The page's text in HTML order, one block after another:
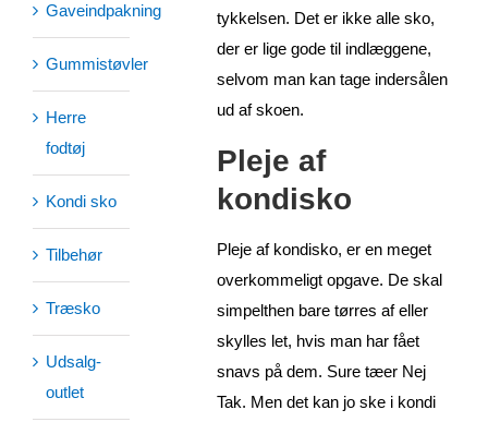
tykkelsen. Det er ikke alle sko,
der er lige gode til indlæggene,
selvom man kan tage indersålen
ud af skoen.
Pleje af
kondisko
Pleje af kondisko, er en meget
overkommeligt opgave. De skal
simpelthen bare tørres af eller
skylles let, hvis man har fået
snavs på dem. Sure tæer Nej
Tak. Men det kan jo ske i kondi
Gaveindpakning
Gummistøvler
Herre
fodtøj
Kondi sko
Tilbehør
Træsko
Udsalg-
outlet